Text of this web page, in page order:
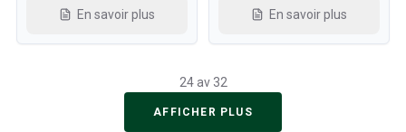
En savoir plus En savoir plus
24 av 32
AFFICHER PLUS